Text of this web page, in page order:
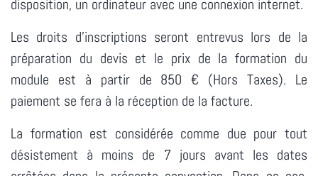
disposition, un ordinateur avec une connexion internet.
Les droits d'inscriptions seront entrevus lors de la
préparation du devis et le prix de la formation du
module est à partir de 850 € (Hors Taxes). Le
paiement se fera à la réception de la facture.
La formation est considérée comme due pour tout
désistement à moins de 7 jours avant les dates